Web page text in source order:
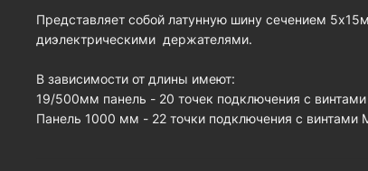
Представляет собой латунную шину сечением
диэлектрическими держателями.
В зависимости от длины имеют:
19/500мм панель - 20 точек подключения с
Панель 1000 мм - 22 точки подключения с винтами